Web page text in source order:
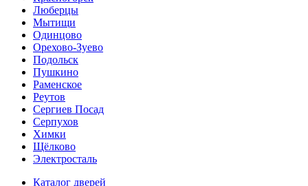
Люберцы
Мытищи
Одинцово
Орехово-Зуево
Подольск
Пушкино
Раменское
Реутов
Сергиев Посад
Серпухов
Химки
Щёлково
Электросталь
Каталог дверей